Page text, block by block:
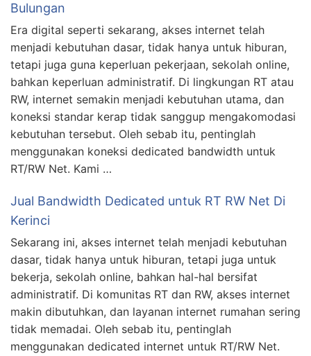
Bulungan
Era digital seperti sekarang, akses internet telah
menjadi kebutuhan dasar, tidak hanya untuk hiburan,
tetapi juga guna keperluan pekerjaan, sekolah online,
bahkan keperluan administratif. Di lingkungan RT atau
RW, internet semakin menjadi kebutuhan utama, dan
koneksi standar kerap tidak sanggup mengakomodasi
kebutuhan tersebut. Oleh sebab itu, pentinglah
menggunakan koneksi dedicated bandwidth untuk
RT/RW Net. Kami …
Jual Bandwidth Dedicated untuk RT RW Net Di
Kerinci
Sekarang ini, akses internet telah menjadi kebutuhan
dasar, tidak hanya untuk hiburan, tetapi juga untuk
bekerja, sekolah online, bahkan hal-hal bersifat
administratif. Di komunitas RT dan RW, akses internet
makin dibutuhkan, dan layanan internet rumahan sering
tidak memadai. Oleh sebab itu, pentinglah
menggunakan dedicated internet untuk RT/RW Net.